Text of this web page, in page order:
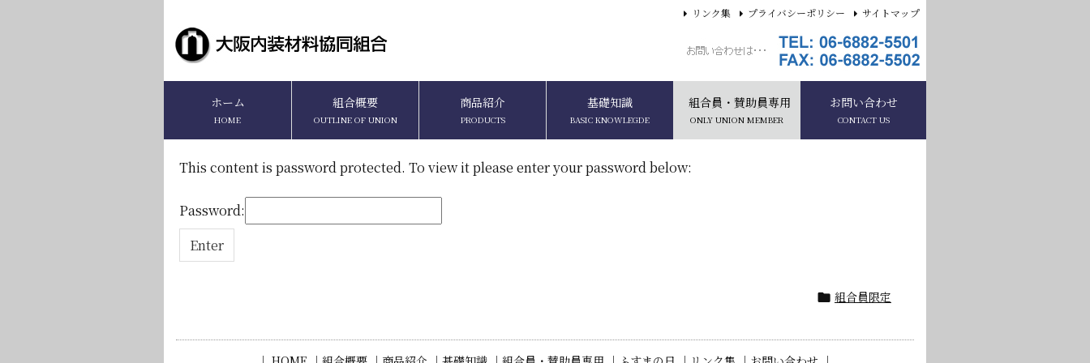
ホーム
HOME
組合概要
OUTLINE OF UNION
商品紹介
PRODUCTS
基礎知識
BASIC KNOWLEGDE
組合員・賛助員専用
ONLY UNION MEMBER
お問い合わせ
CONTACT US
リンク集 プライバシーポリシー サイトマップ
This content is password protected. To view it please enter your password below:
Password:
 組合員限定